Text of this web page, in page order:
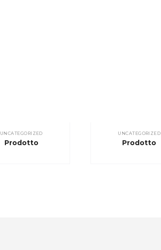
UNCATEGORIZED
Prodotto
UNCATEGORIZED
Prodotto